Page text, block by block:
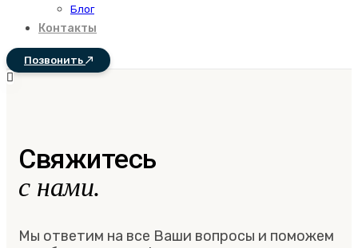
Блог
Контакты
Позвонить
Свяжитесь
с нами.
Мы ответим на все Ваши вопросы и поможем